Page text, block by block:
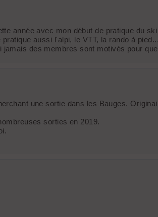
année avec mon début de pratique du
aussi l'alpi, le VTT, la rando à
des membres sont motivés pour
une sortie dans les Bauges.
sorties en 2019.